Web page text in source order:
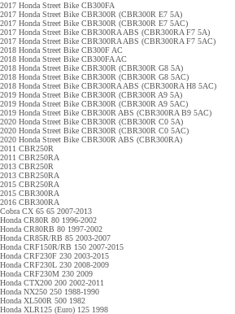
2017 Honda Street Bike CB300FA
2017 Honda Street Bike CBR300R (CBR300R E7 5A)
2017 Honda Street Bike CBR300R (CBR300R E7 5AC)
2017 Honda Street Bike CBR300RA ABS (CBR300RA F7 5A)
2017 Honda Street Bike CBR300RA ABS (CBR300RA F7 5AC)
2018 Honda Street Bike CB300F AC
2018 Honda Street Bike CB300FA AC
2018 Honda Street Bike CBR300R (CBR300R G8 5A)
2018 Honda Street Bike CBR300R (CBR300R G8 5AC)
2018 Honda Street Bike CBR300RA ABS (CBR300RA H8 5AC)
2019 Honda Street Bike CBR300R (CBR300R A9 5A)
2019 Honda Street Bike CBR300R (CBR300R A9 5AC)
2019 Honda Street Bike CBR300R ABS (CBR300RA B9 5AC)
2020 Honda Street Bike CBR300R (CBR300R C0 5A)
2020 Honda Street Bike CBR300R (CBR300R C0 5AC)
2020 Honda Street Bike CBR300R ABS (CBR300RA)
2011 CBR250R
2011 CBR250RA
2013 CBR250R
2013 CBR250RA
2015 CBR250RA
2015 CBR300RA
2016 CBR300RA
Cobra CX 65 65 2007-2013
Honda CR80R 80 1996-2002
Honda CR80RB 80 1997-2002
Honda CR85R/RB 85 2003-2007
Honda CRF150R/RB 150 2007-2015
Honda CRF230F 230 2003-2015
Honda CRF230L 230 2008-2009
Honda CRF230M 230 2009
Honda CTX200 200 2002-2011
Honda NX250 250 1988-1990
Honda XL500R 500 1982
Honda XLR125 (Euro) 125 1998